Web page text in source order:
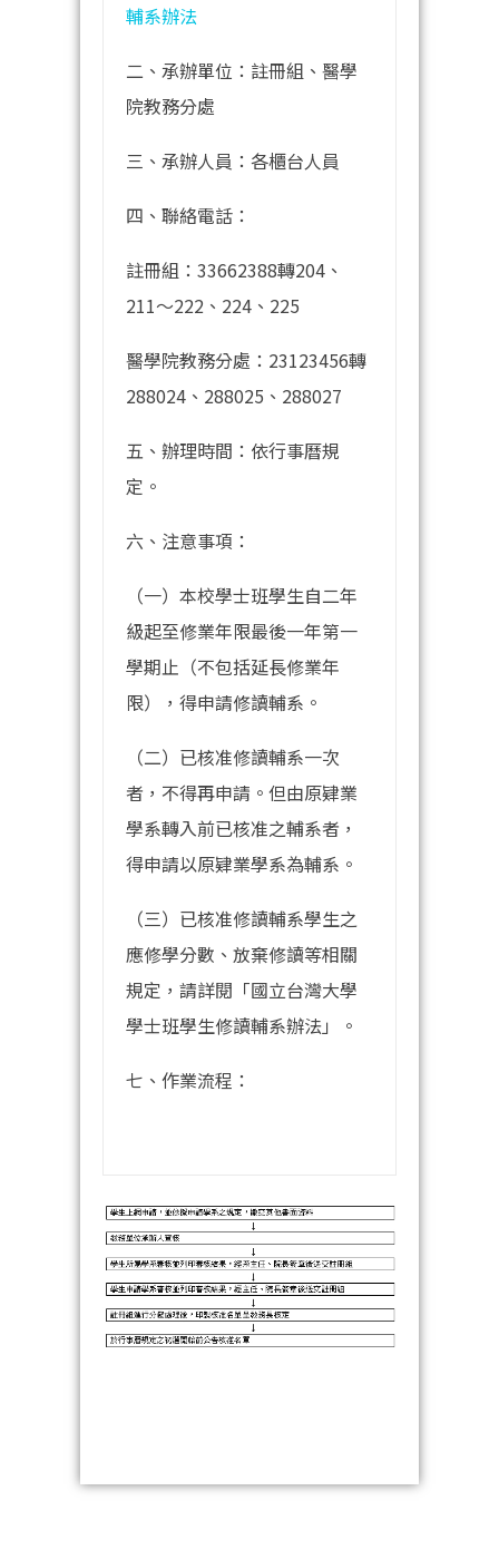
輔系辦法
二、承辦單位：註冊組、醫學
院教務分處
三、承辦人員：各櫃台人員
四、聯絡電話：
註冊組：33662388轉204、
211～222、224、225
醫學院教務分處：23123456轉
288024、288025、288027
五、辦理時間：依行事曆規
定。
六、注意事項：
（一）本校學士班學生自二年
級起至修業年限最後一年第一
學期止（不包括延長修業年
限），得申請修讀輔系。
（二）已核准修讀輔系一次
者，不得再申請。但由原肄業
學系轉入前已核准之輔系者，
得申請以原肄業學系為輔系。
（三）已核准修讀輔系學生之
應修學分數、放棄修讀等相關
規定，請詳閱「國立台灣大學
學士班學生修讀輔系辦法」。
七、作業流程：